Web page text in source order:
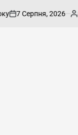
Серпня, 2026